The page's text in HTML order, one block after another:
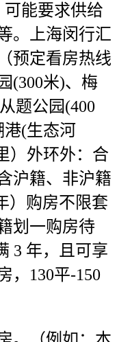
能要求供给
。上海闵行汇
预定看房热线
(300米)、梅
题公园(400
港(生态河
）外环外：合
沪籍、非沪籍
）购房不限套
划一购房待
3 年，且可享
，130平-150